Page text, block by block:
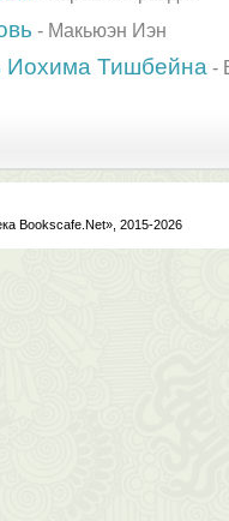
- Макьюэн Иэн
Иохима Тишбейна -
Bookscafe.Net», 2015-2026